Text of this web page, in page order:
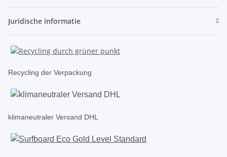
Juridische informatie
Recycling der Verpackung
klimaneutraler Versand DHL